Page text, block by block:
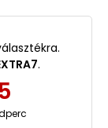
.